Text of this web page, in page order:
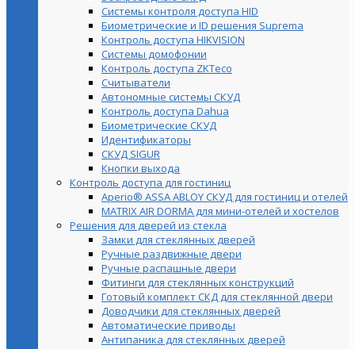
Системы контроля доступа HID
Биометрические и ID решения Suprema
Контроль доступа HIKVISION
Системы домофонии
Контроль доступа ZKTeco
Считыватели
Автономные системы СКУД
Контроль доступа Dahua
Биометрические СКУД
Идентификаторы
СКУД SIGUR
Кнопки выхода
Контроль доступа для гостиниц
Aperio® ASSA ABLOY СКУД для гостиниц и отелей
MATRIX AIR DORMA для мини-отелей и хостелов
Решения для дверей из стекла
Замки для стеклянных дверей
Ручные раздвижные двери
Ручные распашные двери
Фитинги для стеклянных конструкций
Готовый комплект СКД для стеклянной двери
Доводчики для стеклянных дверей
Автоматические приводы
Антипаника для стеклянных дверей